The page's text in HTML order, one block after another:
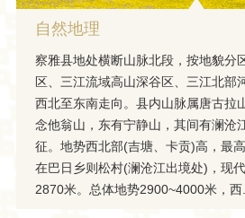
自然地理
察雅县地处横断山脉北段，按地貌分
区、三江流域高山深谷区、三江北部
西北至东南走向。县内山脉属唐古拉
念他翁山，东有宁静山，其间有澜沧
征。地势西北部(吉塘、卡贡)高，最
在巴日乡则松村(澜沧江出境处)，现
2870米。总体地势2900~4000米，西...